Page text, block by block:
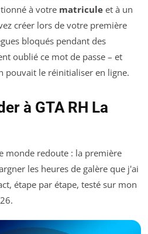
à votre matricule et à un
créer lors de votre première
bloqués pendant des
oublié ce mot de passe – et
pouvait le réinitialiser en ligne.
à GTA RH La
monde redoute : la première
les heures de galère que j'ai
étape par étape, testé sur mon